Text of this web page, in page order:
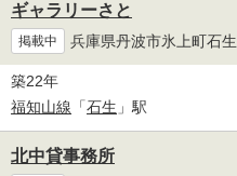
ギャラリーさと
掲載中 兵庫県丹波市氷上町石生
築22年
福知山線 「石生 」駅
北中貸事務所